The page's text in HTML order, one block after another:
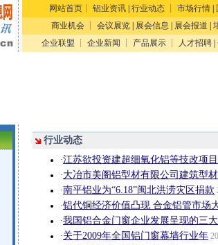
网站首页┊ 铝业资讯| 行业动态┊ 市场行情|
商业机会 ┊ 会议展览 展会信息 展会报道
企业联盟 ┊ 企业新闻 ┊ 产品展示 ┊ 人才招聘
行业动态
·江苏欲投资建超细氧化铝等技改项目
·大冶市美阁铝型材有限公司建筑型
·南平铝业为“6.18”闽北洪涝灾区捐款
·铝代铜经济价值凸现 合金铝管市场
·我国铝合金门窗企业发展呈现的三
·关于2009年全国铝门窗幕墙行业年